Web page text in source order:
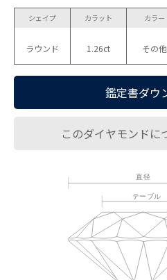
シェイプ
ラウンド
カラット
1.26ct
カラー
その他
鑑定書ダウ
このダイヤモンドに